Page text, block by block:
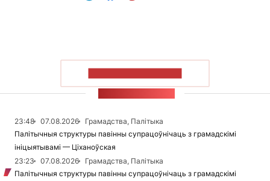
23:48 07.08.2026
Грамадства, Палітыка
Палітычныя структуры павінны супрацоўнічаць з грамадскімі
ініцыятывамі — Ціханоўская
23:23
07.08.2026
Грамадства, Палітыка
Палітычныя структуры павінны супрацоўнічаць з грамадскімі